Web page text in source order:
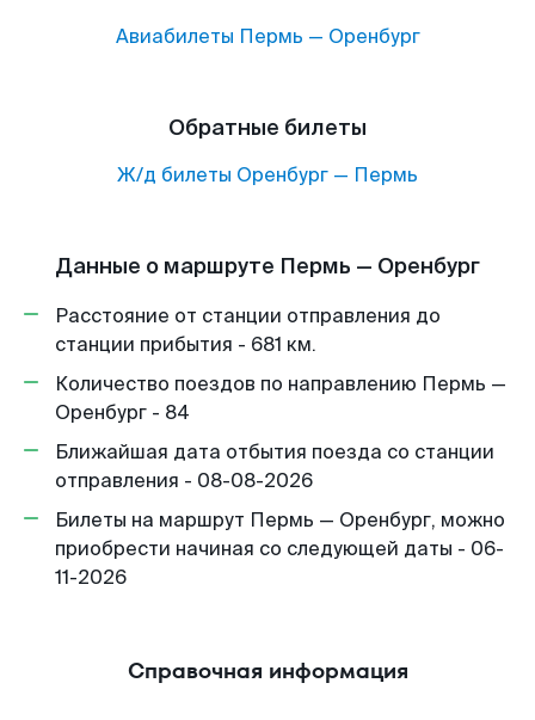
Авиабилеты Пермь — Оренбург
Обратные билеты
Ж/д билеты Оренбург — Пермь
Данные о маршруте Пермь — Оренбург
Расстояние от станции отправления до
станции прибытия - 681 км.
Количество поездов по направлению Пермь —
Оренбург - 84
Ближайшая дата отбытия поезда со станции
отправления - 08-08-2026
Билеты на маршрут Пермь — Оренбург, можно
приобрести начиная со следующей даты - 06-
11-2026
Справочная информация